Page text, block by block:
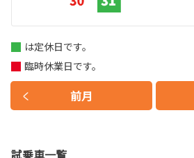
前月
は定休日です。
臨時休業日です。
試乗車一覧